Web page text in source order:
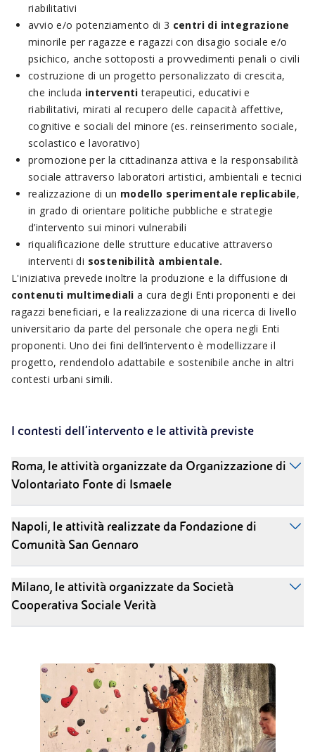
riabilitativi
avvio e/o potenziamento di 3 centri di integrazione
minorile per ragazze e ragazzi con disagio sociale e/o
psichico, anche sottoposti a provvedimenti penali o civili
costruzione di un progetto personalizzato di crescita,
che includa interventiterapeutici, educativi e
riabilitativi, mirati al recupero delle capacità affettive,
cognitive e sociali del minore (es. reinserimento sociale,
scolastico e lavorativo)
promozione per la cittadinanza attiva e la responsabilità
sociale attraverso laboratori artistici, ambientali e tecnici
realizzazione di un modello sperimentale replicabile,
in grado di orientare politiche pubbliche e strategie
d’intervento sui minori vulnerabili
riqualificazione delle strutture educative attraverso
interventi di sostenibilità ambientale.
L'iniziativa prevede inoltre la produzione e la diffusione di
contenuti multimediali a cura degli Enti proponenti e dei
ragazzi beneficiari, e la realizzazione di una ricerca di livello
universitario da parte del personale che opera negli Enti
proponenti. Uno dei fini dell’intervento è modellizzare il
progetto, rendendolo adattabile e sostenibile anche in altri
contesti urbani simili.
I contesti dell’intervento e le attività previste
Roma, le attività organizzate da Organizzazione di
Volontariato Fonte di Ismaele
Napoli, le attività realizzate da Fondazione di
Comunità San Gennaro
Milano, le attività organizzate da Società
Cooperativa Sociale Verità